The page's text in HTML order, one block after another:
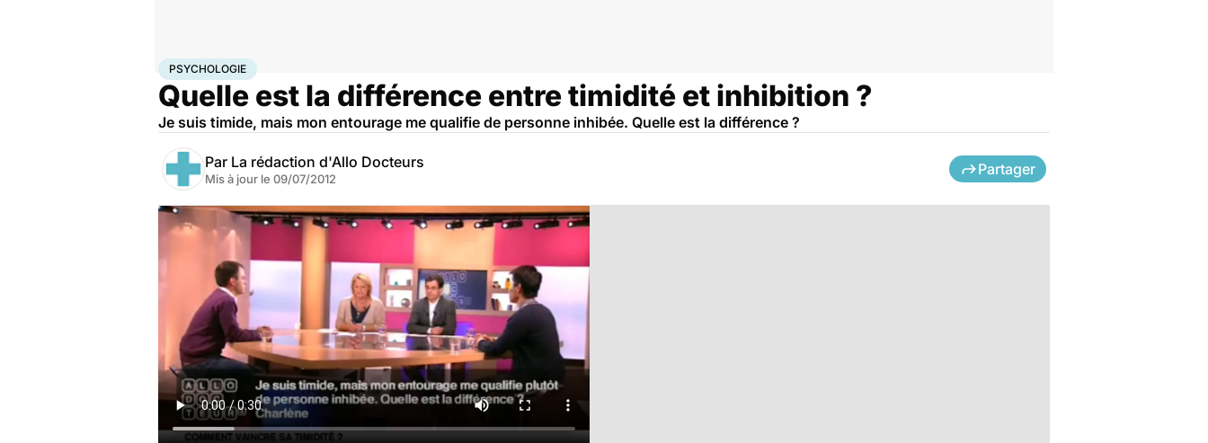
AccueilBien-êtrePsycho
PSYCHOLOGIE
Quelle est la différence entre timidité et inhibition ?
Je suis timide, mais mon entourage me qualifie de personne inhibée. Quelle est la différence ?
Par La rédaction d'Allo Docteurs
Mis à jour le 09/07/2012
Partager